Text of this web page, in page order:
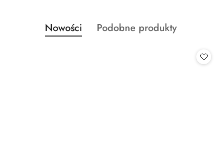
Pomiń karuzelę produktów
Produkty
o
Nowości
Produkty
Podobne produkty